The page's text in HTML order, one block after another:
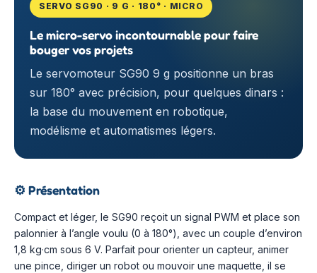
SERVO SG90 · 9 G · 180° · MICRO
Le micro-servo incontournable pour faire
bouger vos projets
Le servomoteur SG90 9 g positionne un bras
sur 180° avec précision, pour quelques dinars :
la base du mouvement en robotique,
modélisme et automatismes légers.
⚙️ Présentation
Compact et léger, le SG90 reçoit un signal PWM et place son
palonnier à l’angle voulu (0 à 180°), avec un couple d’environ
1,8 kg·cm sous 6 V. Parfait pour orienter un capteur, animer
une pince, diriger un robot ou mouvoir une maquette, il se